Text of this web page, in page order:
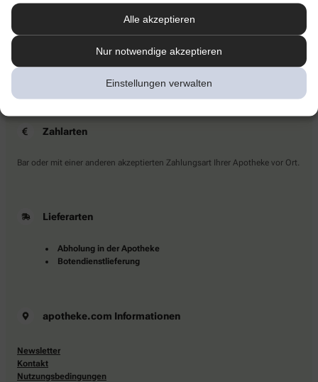
Alle akzeptieren
Nur notwendige akzeptieren
Einstellungen verwalten
Sie haben Fragen?
Kontaktieren Sie uns direkt.
Zahlarten
Bar oder mit einer anderen akzeptierten Zahlungsart Ihrer Apotheke vor Ort.
Lieferarten
Abholung in der Apotheke
Botendienstlieferung
apotheke.com Informationen
Newsletter
Kontakt
Nutzungsbedingungen